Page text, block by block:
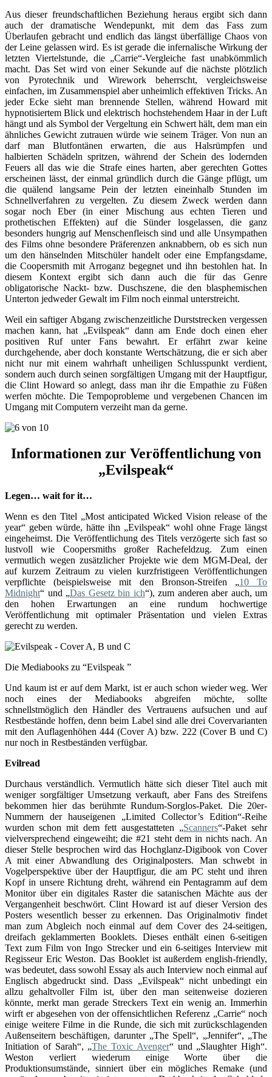
Aus dieser freundschaftlichen Beziehung heraus ergibt sich dann
auch der dramatische Wendepunkt, mit dem das Fass zum
Überlaufen gebracht und endlich das längst überfällige Chaos von
der Leine gelassen wird. Es ist gerade die infernalische Wirkung der
letzten Viertelstunde, die „Carrie“-Vergleiche fast unabkömmlich
macht. Das Set wird von einer Sekunde auf die nächste plötzlich
von Pyrotechnik und Wirework beherrscht, vergleichsweise
einfachen, im Zusammenspiel aber unheimlich effektiven Tricks. An
jeder Ecke sieht man brennende Stellen, während Howard mit
hypnotisiertem Blick und elektrisch hochstehendem Haar in der Luft
hängt und als Symbol der Vergeltung ein Schwert hält, dem man ein
ähnliches Gewicht zutrauen würde wie seinem Träger. Von nun an
darf man Blutfontänen erwarten, die aus Halsrümpfen und
halbierten Schädeln spritzen, während der Schein des lodernden
Feuers all das wie die Strafe eines harten, aber gerechten Gottes
erscheinen lässt, der einmal gründlich durch die Gänge pflügt, um
die quälend langsame Pein der letzten eineinhalb Stunden im
Schnellverfahren zu vergelten. Zu diesem Zweck werden dann
sogar noch Eber (in einer Mischung aus echten Tieren und
prothetischen Effekten) auf die Sünder losgelassen, die ganz
besonders hungrig auf Menschenfleisch sind und alle Unsympathen
des Films ohne besondere Präferenzen anknabbern, ob es sich nun
um den hänselnden Mitschüler handelt oder eine Empfangsdame,
die Coopersmith mit Arroganz begegnet und ihn bestohlen hat. In
diesem Kontext ergibt sich dann auch die für das Genre
obligatorische Nackt- bzw. Duschszene, die den blasphemischen
Unterton jedweder Gewalt im Film noch einmal unterstreicht.
Weil ein saftiger Abgang zwischenzeitliche Durststrecken vergessen
machen kann, hat „Evilspeak“ dann am Ende doch einen eher
positiven Ruf unter Fans bewahrt. Er erfährt zwar keine
durchgehende, aber doch konstante Wertschätzung, die er sich aber
nicht nur mit einem wahrhaft unheiligen Schlusspunkt verdient,
sondern auch durch seinen sorgfältigen Umgang mit der Hauptfigur,
die Clint Howard so anlegt, dass man ihr die Empathie zu Füßen
werfen möchte. Die Tempoprobleme und vergebenen Chancen im
Umgang mit Computern verzeiht man da gerne.
Informationen zur Veröffentlichung von
„Evilspeak“
Legen… wait for it…
Wenn es den Titel „Most anticipated Wicked Vision release of the
year“ geben würde, hätte ihn „Evilspeak“ wohl ohne Frage längst
eingeheimst. Die Veröffentlichung des Titels verzögerte sich fast so
lustvoll wie Coopersmiths großer Rachefeldzug. Zum einen
vermutlich wegen zusätzlicher Projekte wie dem MGM-Deal, der
auf kurzem Zeitraum zu vielen kurzfristigeen Veröffentlichungen
verpflichte (beispielsweise mit den Bronson-Streifen „10 To
Midnight“ und „Das Gesetz bin ich“), zum anderen aber auch, um
den hohen Erwartungen an eine rundum hochwertige
Veröffentlichung mit optimaler Präsentation und vielen Extras
gerecht zu werden.
Die Mediabooks zu “Evilspeak ”
Und kaum ist er auf dem Markt, ist er auch schon wieder weg. Wer
noch eines der Mediabooks abgreifen möchte, sollte
schnellstmöglich den Händler des Vertrauens aufsuchen und auf
Restbestände hoffen, denn beim Label sind alle drei Covervarianten
mit den Auflagenhöhen 444 (Cover A) bzw. 222 (Cover B und C)
nur noch in Restbeständen verfügbar.
Evilread
Durchaus verständlich. Vermutlich hätte sich dieser Titel auch mit
weniger sorgfältiger Umsetzung verkauft, aber Fans des Streifens
bekommen hier das berühmte Rundum-Sorglos-Paket. Die 20er-
Nummern der hauseigenen „Limited Collector’s Edition“-Reihe
wurden schon mit dem fett ausgestatteten „Scanners“-Paket sehr
vielversprechend eingeweiht; die #21 steht dem in nichts nach. An
dieser Stelle besprochen wird das Hochglanz-Digibook von Cover
A mit einer Abwandlung des Originalposters. Man schwebt in
Vogelperspektive über der Hauptfigur, die am PC steht und ihren
Kopf in unsere Richtung dreht, während ein Pentagramm auf dem
Monitor über ein digitales Raster die satanischen Mächte aus der
Vergangenheit beschwört. Clint Howard ist auf dieser Version des
Posters wesentlich besser zu erkennen. Das Originalmotiv findet
man zum Abgleich noch einmal auf dem Cover des 24-seitigen,
dreifach geklammerten Booklets. Dieses enthält einen 6-seitigen
Text zum Film von Ingo Strecker und ein 6-seitiges Interview mit
Regisseur Eric Weston. Das Booklet ist außerdem english-friendly,
was bedeutet, dass sowohl Essay als auch Interview noch einmal auf
Englisch abgedruckt sind. Dass „Evilspeak“ nicht unbedingt ein
allzu gehaltvoller Film ist, über den man seitenweise dozieren
könnte, merkt man gerade Streckers Text ein wenig an. Immerhin
wirft er abgesehen von der offensichtlichen Referenz „Carrie“ noch
einige weitere Filme in die Runde, die sich mit zurückschlagenden
Außenseitern beschäftigen, darunter „The Spell“, „Jennifer“, „The
Initiation of Sarah“, „The Toxic Avenger“ und „Slaughter High“.
Weston verliert wiederum einige Worte über die
Produktionsumstände, sinniert über ein mögliches Remake (und